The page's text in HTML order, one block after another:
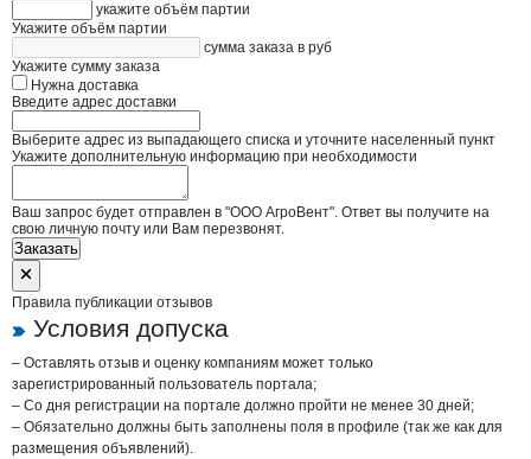
укажите объём партии
Укажите объём партии
сумма заказа в руб
Укажите сумму заказа
Нужна доставка
Введите адрес доставки
Выберите адрес из выпадающего списка и уточните населенный пункт
Укажите дополнительную информацию при необходимости
Ваш запрос будет отправлен в "ООО АгроВент". Ответ вы получите на
свою личную почту или Вам перезвонят.
Заказать
Правила публикации отзывов
Условия допуска
– Оставлять отзыв и оценку компаниям может только
зарегистрированный пользователь портала;
– Со дня регистрации на портале должно пройти не менее 30 дней;
– Обязательно должны быть заполнены поля в профиле (так же как для
размещения объявлений).